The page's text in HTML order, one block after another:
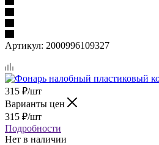
Артикул: 2000996109327
315 ₽/шт
Варианты цен
315 ₽/шт
Подробности
Нет в наличии